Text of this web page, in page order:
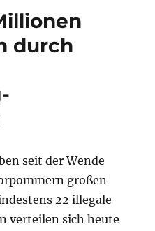
durch
seit der Wende
großen
22 illegale
verteilen sich heute